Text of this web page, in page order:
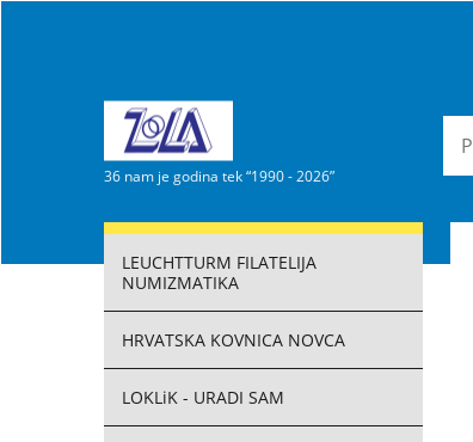
36 nam je godina tek “1990 - 2026”
LEUCHTTURM FILATELIJA
NUMIZMATIKA
HRVATSKA KOVNICA NOVCA
LOKLiK - URADI SAM